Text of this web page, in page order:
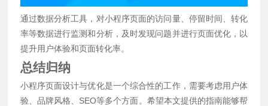
通过数据分析工具，对小程序页面的访问量、停留时间、转化
率等数据进行监测和分析，及时发现问题并进行页面优化，以
提升用户体验和页面转化率。
总结归纳
小程序页面设计与优化是一个综合性的工作，需要考虑用户体
验、品牌风格、SEO等多个方面。希望本文提供的指南能够帮